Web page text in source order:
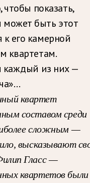
чтобы показать,
быть этот
к его камерной
квартетам.
каждый из них —
квартет
составом среди
сложным —
высказывают
Гласс —
квартетов были